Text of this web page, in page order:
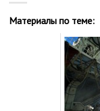
Материалы по теме: